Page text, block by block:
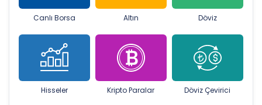
Canlı Borsa Altın Döviz
Hisseler Kripto Paralar Döviz Çevirici